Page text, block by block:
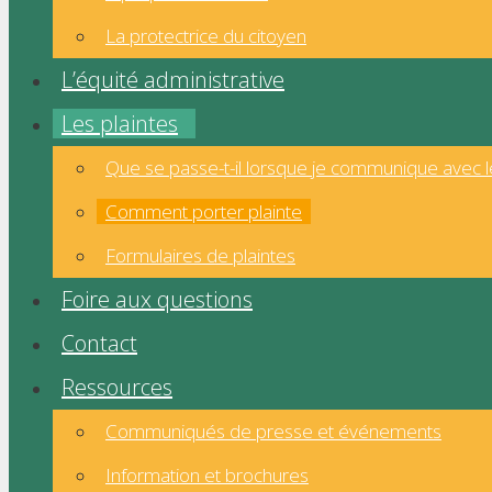
La protectrice du citoyen
L’équité administrative
Les plaintes
Que se passe-t-il lorsque je communique avec
Comment porter plainte
Formulaires de plaintes
Foire aux questions
Contact
Ressources
Communiqués de presse et événements
Information et brochures